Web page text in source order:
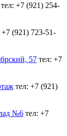
тел: +7 (921) 254-
+7 (921) 723-51-
57 тел: +7
тел: +7 (921)
№6 тел: +7